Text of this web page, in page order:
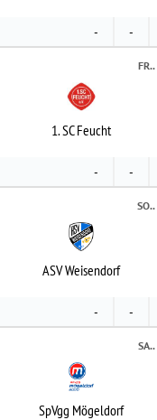
- -
FR..
1. SC Feucht
- -
SO..
ASV Weisendorf
- -
SA..
SpVgg Mögeldorf